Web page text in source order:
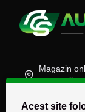
Magazin
accesorii
(+40) 745
Acest site